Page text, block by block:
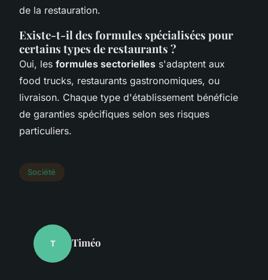
de la restauration.
Existe-t-il des formules spécialisées pour
certains types de restaurants ?
Oui, les formules sectorielles s'adaptent aux
food trucks, restaurants gastronomiques, ou
livraison. Chaque type d'établissement bénéficie
de garanties spécifiques selon ses risques
particuliers.
Société
T Timéo